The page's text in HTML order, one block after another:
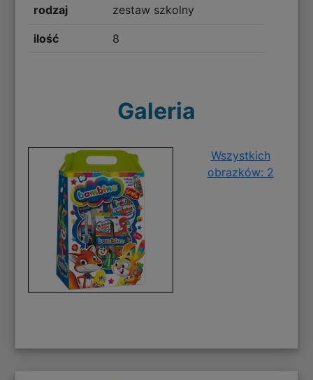
rodzaj zestaw szkolny
ilość 8
Galeria
Wszystkich
obrazków: 2